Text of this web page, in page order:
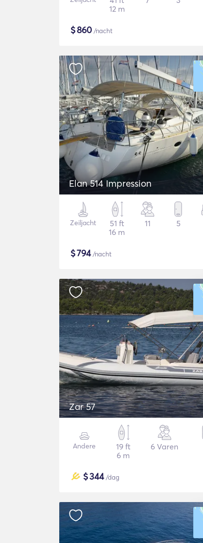
12 m
$860 /nacht
Elan 514 Impression
Zeiljacht
51 ft
16 m
11 5
$794/nacht
Zar 57
Andere
19 ft
6 m
6 Varen
$344/dag